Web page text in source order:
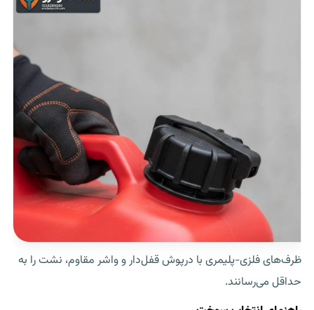
ظرف‌های فلزی-پلیمری با درپوش قفل‌دار و واشر مقاوم، نشت را به
حداقل می‌رسانند.